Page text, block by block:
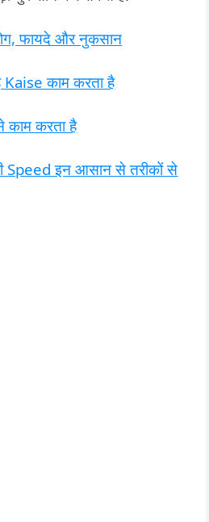
फायदे और नुकसान
काम करता है
करता है
Speed इन आसान से तरीकों से